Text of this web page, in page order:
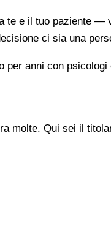
te e il tuo paziente
ci sia una
anni con
molte. Qui sei il